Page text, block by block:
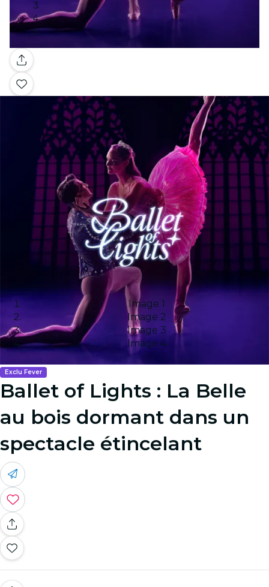
Galerie
Image 1
Image 2
Image 3
Image 4
Exclu Fever
Ballet of Lights : La Belle
au bois dormant dans un
spectacle étincelant